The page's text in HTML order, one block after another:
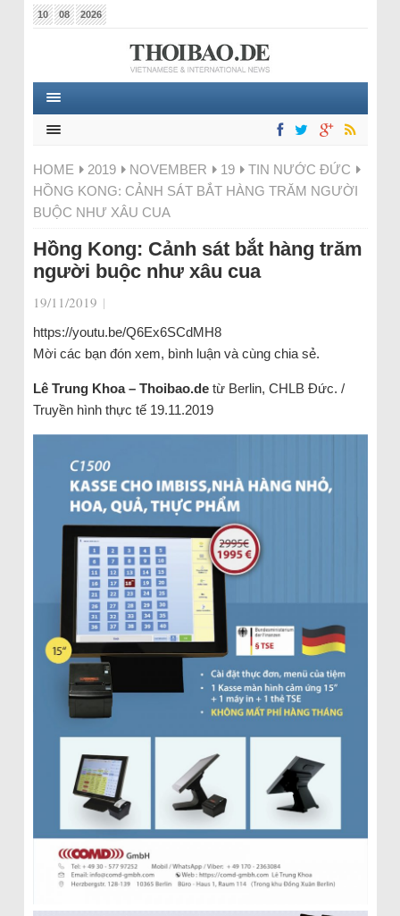
10 08 2026
HOME 2019 NOVEMBER 19
TIN NƯỚC ĐỨC
HỒNG KONG: CẢNH SÁT BẮT HÀNG TRĂM NGƯỜI
BUỘC NHƯ XÂU CUA
Hồng Kong: Cảnh sát bắt hàng trăm
người buộc như xâu cua
19/11/2019 |
https://youtu.be/Q6Ex6SCdMH8
Mời các bạn đón xem, bình luận và cùng chia sẻ.
Lê Trung Khoa – Thoibao.detừ Berlin, CHLB Đức. /
Truyền hình thực tế 19.11.2019